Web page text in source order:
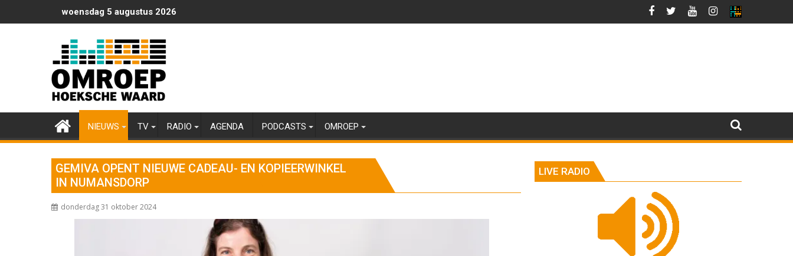
naar
woensdag 5 augustus 2026
NIEUWS TV RADIO AGENDA PODCASTS OMROEP
GEMIVA OPENT NIEUWE CADEAU- EN KOPIEERWINKEL
IN NUMANSDORP
donderdag 31 oktober 2024
LIVE RADIO